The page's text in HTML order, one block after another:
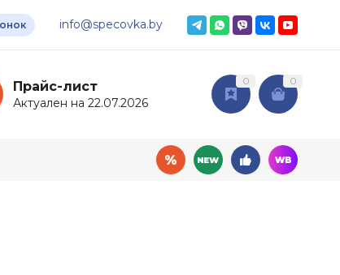
info@specovka.by
Прайс-лист
Актуален на 22.07.2026
0 0